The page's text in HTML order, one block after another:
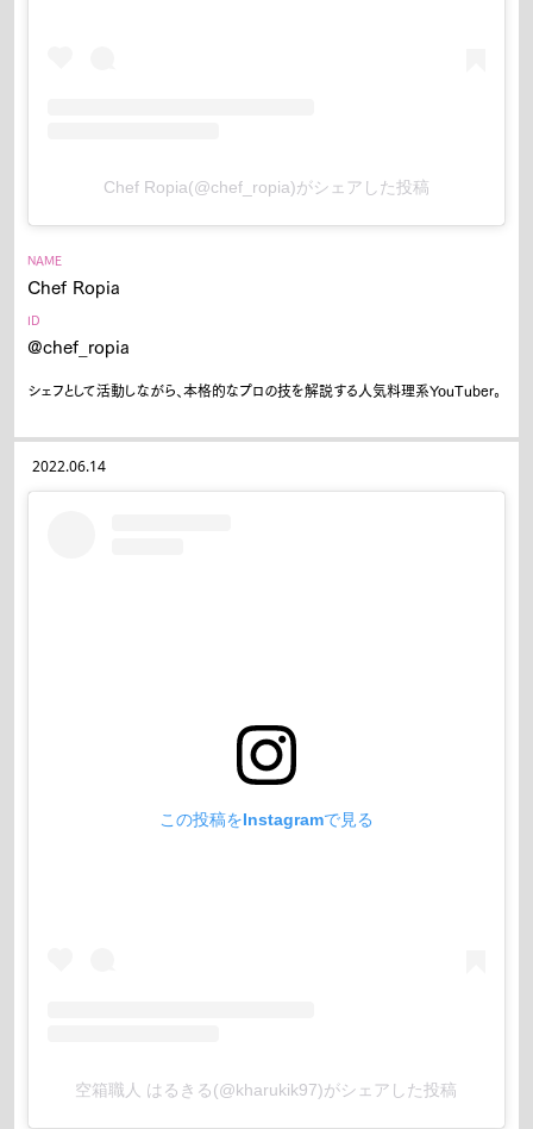
Chef Ropia(@chef_ropia)がシェアした投稿
NAME
Chef Ropia
ID
@chef_ropia
シェフとして活動しながら、本格的なプロの技を解説する人気料理系YouTuber。
2022.06.14
この投稿をInstagramで見る
空箱職人 はるきる(@kharukik97)がシェアした投稿